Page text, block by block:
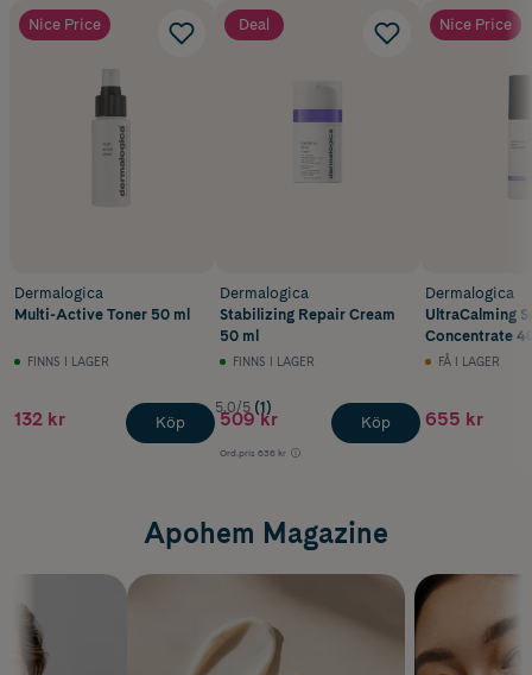
Nice Price
Dermalogica
Multi-Active Toner 50 ml
FINNS I LAGER
132 kr Köp
Deal
Dermalogica
Stabilizing Repair Cream
50 ml
FINNS I LAGER
5.0/5 (1)
509 kr
Ord.pris 636 kr
Köp
Nice Price
Dermalogica
UltraCalming
Concentrate
FÅ I LAGER
655 kr
Apohem Magazine